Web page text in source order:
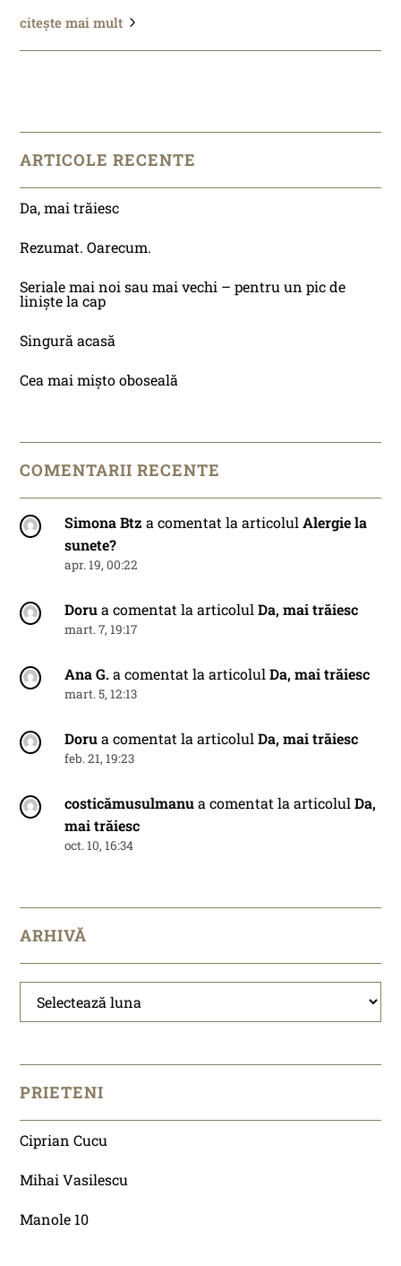
citește mai mult
ARTICOLE RECENTE
Da, mai trăiesc
Rezumat. Oarecum.
Seriale mai noi sau mai vechi – pentru un pic de
liniște la cap
Singură acasă
Cea mai mișto oboseală
COMENTARII RECENTE
Simona Btz a comentat la articolulAlergie la
sunete?
apr. 19, 00:22
Dorua comentat la articolulDa, mai trăiesc
mart. 7, 19:17
Ana G.a comentat la articolulDa, mai trăiesc
mart. 5, 12:13
Dorua comentat la articolulDa, mai trăiesc
feb. 21, 19:23
costicămusulmanua comentat la articolulDa,
mai trăiesc
oct. 10, 16:34
ARHIVĂ
Arhivă
PRIETENI
Ciprian Cucu
Mihai Vasilescu
Manole 10